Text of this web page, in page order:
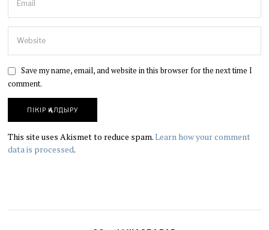
Save my name, email, and website in this browser for the next time I
comment.
This site uses Akismet to reduce spam.Learn how your comment
data is processed.